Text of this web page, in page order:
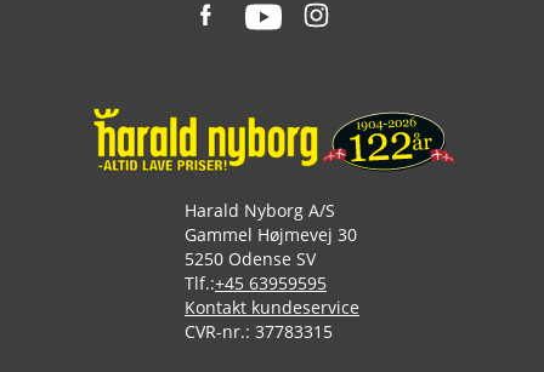
Harald Nyborg A/S
Gammel Højmevej 30
5250 Odense SV
Tlf.:+45 63959595
Kontakt kundeservice
CVR-nr.: 37783315